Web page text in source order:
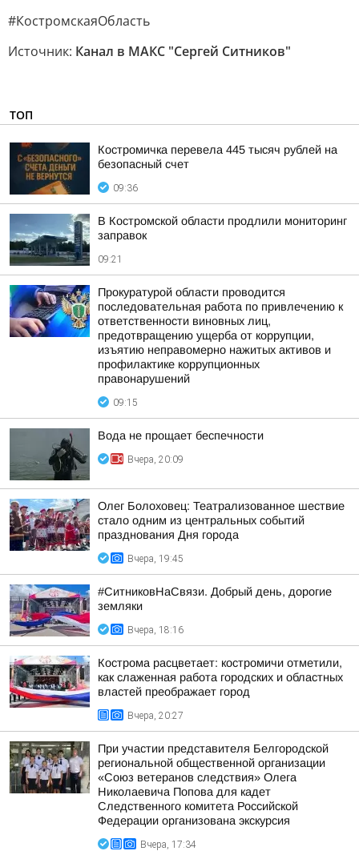
#КостромскаяОбласть
Источник: Канал в МАКС "Сергей Ситников"
ТОП
Костромичка перевела 445 тысяч рублей на
безопасный счет
09:36
В Костромской области продлили мониторинг
заправок
09:21
Прокуратурой области проводится
последовательная работа по привлечению к
ответственности виновных лиц,
предотвращению ущерба от коррупции,
изъятию неправомерно нажитых активов и
профилактике коррупционных
правонарушений
09:15
Вода не прощает беспечности
Вчера, 20:09
Олег Болоховец: Театрализованное шествие
стало одним из центральных событий
празднования Дня города
Вчера, 19:45
#СитниковНаСвязи. Добрый день, дорогие
земляки
Вчера, 18:16
Кострома расцветает: костромичи отметили,
как слаженная работа городских и областных
властей преображает город
Вчера, 20:27
При участии представителя Белгородской
региональной общественной организации
«Союз ветеранов следствия» Олега
Николаевича Попова для кадет
Следственного комитета Российской
Федерации организована экскурсия
Вчера, 17:34